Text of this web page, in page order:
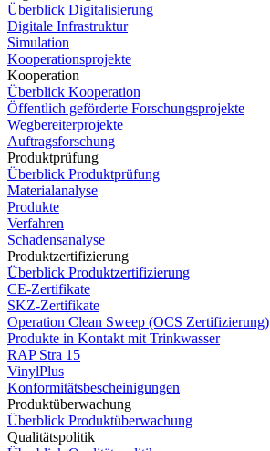
Überblick Digitalisierung
Digitale Infrastruktur
Simulation
Kooperationsprojekte
Kooperation
Überblick Kooperation
Öffentlich geförderte Forschungsprojekte
Wegbereiterprojekte
Auftragsforschung
Produktprüfung
Überblick Produktprüfung
Materialanalyse
Produkte
Verfahren
Schadensanalyse
Produktzertifizierung
Überblick Produktzertifizierung
CE-Zertifikate
SKZ-Zertifikate
Operation Clean Sweep (OCS Zertifizierung)
Produkte in Kontakt mit Trinkwasser
RAP Stra 15
VinylPlus
Konformitätsbescheinigungen
Produktüberwachung
Überblick Produktüberwachung
Qualitätspolitik